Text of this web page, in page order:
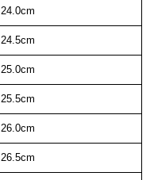
24.0cm
24.5cm
25.0cm
25.5cm
26.0cm
26.5cm